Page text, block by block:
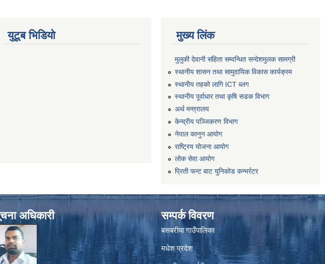
युटूब भिडियो मुख्य लिंक
मुलुकी देवानी संहिता सम्वन्धित सन्देशमुलक सामग्री
स्थानीय शासन तथा सामुदायिक विकास कार्यक्रम
स्थानीय तहको लागि ICT ब्लग
स्थानीय पूर्वाधार तथा कृषि सडक विभाग
अर्थ मन्त्रालय
केन्द्रीय पञ्जिकरण विभाग
नेपाल कानुन आयोग
राष्ट्रिय योजना आयोग
लोक सेवा आयोग
प्रिती फन्ट बाट युनिकोड कन्भर्रटर
अधिकारी सम्पर्क विवरण
बसबरीया गाउँपालिका
मधेश प्रदेश